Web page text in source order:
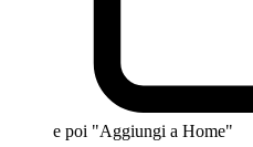
e poi "Aggiungi a Home"